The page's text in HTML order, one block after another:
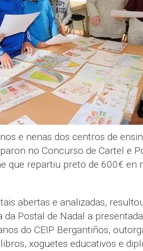
e nenas dos centros de
no Concurso de Cartel e
que repartiu preto de 600€ en
abertas e analizadas,
Postal de Nadal a
do CEIP Bergantiños,
xoguetes educativos e